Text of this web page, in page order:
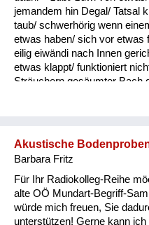
jemandem hin Degal/ Tatsal
taub/ schwerhörig wenn
etwas haben/ sich vor etwas
eilig eiwändi nach Innen
etwas klappt/ funktioniert
Sträuchern gesäumter Bach
gnauzn/ gnean jammern
zwitschern griawig nett/ süß
Bauernhofes, meistens mit
hantig bitter hawan mit
jäten hibei + hidau nahe an ...
Akustische
Barbara Fritz
Für Ihr Radiokolleg-Reihe
alte OÖ Mundart-Begriff-
würde mich freuen, Sie
unterstützen! Gerne kann